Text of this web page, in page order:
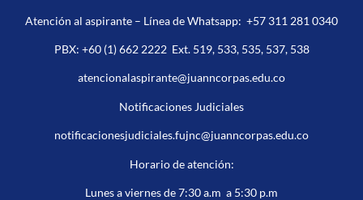
Atención al aspirante – Línea de Whatsapp: +57 311 281 0340
PBX: +60 (1) 662 2222Ext. 519, 533, 535, 537, 538
atencionalaspirante@juanncorpas.edu.co
Notificaciones Judiciales
notificacionesjudiciales.fujnc@juanncorpas.edu.co
Horario de atención:
Lunes a viernes de 7:30 a.m a 5:30 p.m